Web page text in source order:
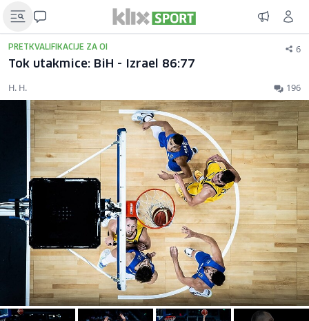
PRETKVALIFIKACIJE ZA OI 6
Tok utakmice: BiH - Izrael 86:77
H. H. 196